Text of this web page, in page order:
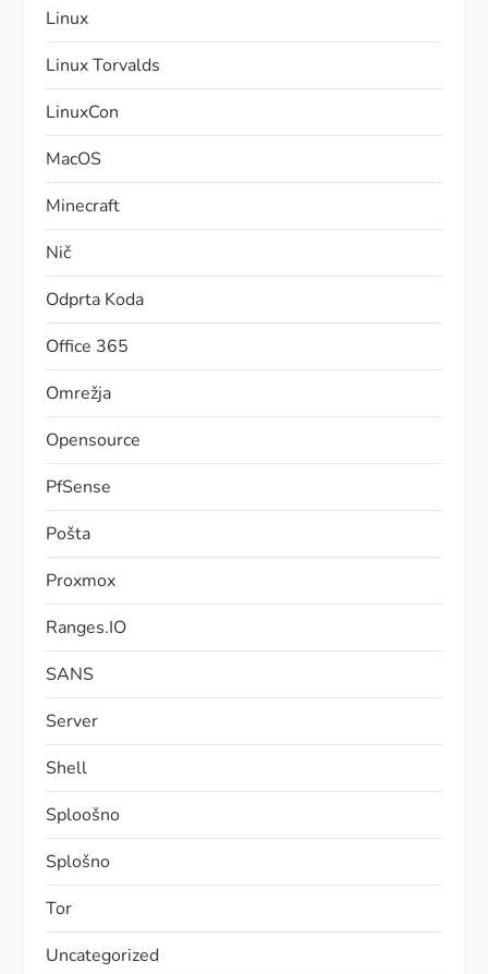
Linux
Linux Torvalds
LinuxCon
MacOS
Minecraft
Nič
Odprta Koda
Office 365
Omrežja
Opensource
PfSense
Pošta
Proxmox
Ranges.IO
SANS
Server
Shell
Sploošno
Splošno
Tor
Uncategorized